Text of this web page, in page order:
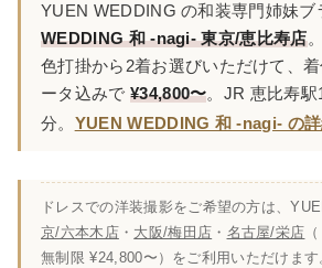
YUEN WEDDING の和装専門姉妹ブ
WEDDING 和 -nagi- 東京/恵比寿店
色打掛から2着お選びいただけて、
ータ込みで ¥34,800〜。JR 恵比寿
分。 YUEN WEDDING 和 -nagi- の
ドレスでの洋装撮影をご希望の方は、
京/六本木店・ 大阪/梅田店 ・ 名古屋/栄店
無制限 ¥24,800〜）をご利用いただけます